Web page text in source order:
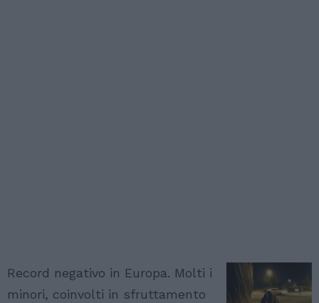
Record negativo in Europa. Molti i
minori, coinvolti in sfruttamento